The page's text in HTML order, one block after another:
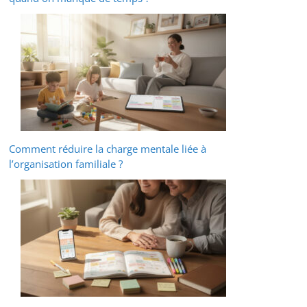
Comment réduire la charge mentale liée à
l’organisation familiale ?